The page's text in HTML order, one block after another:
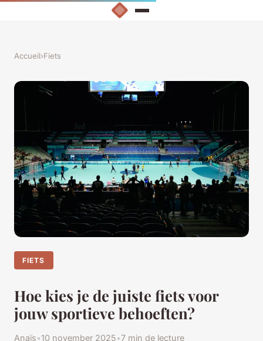
Accueil›Fiets
FIETS
Hoe kies je de juiste fiets voor
jouw sportieve behoeften?
Anaïs•10 november 2025•7 min de lecture